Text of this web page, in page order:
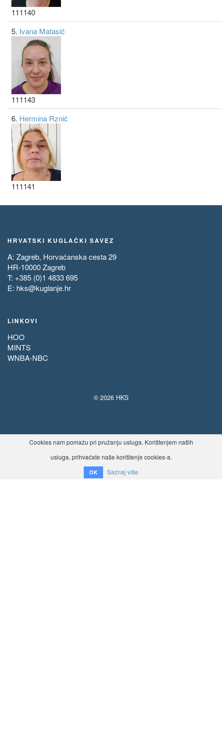
111140
5. Ivana Matasić
111143
6. Hermina Rznić
111141
HRVATSKI KUGLAČKI SAVEZ
A: Zagreb, Horvaćanska cesta 29
HR-10000 Zagreb
T: +385 (0)1 4833 695
E: hks@kuglanje.hr
LINKOVI
HOO
MINTS
WNBA-NBC
© 2026 HKS
Cookies nam pomažu pri pružanju usluga. Korištenjem naših
usluga, prihvaćate naše korištenje cookies-a.
OK Saznaj više